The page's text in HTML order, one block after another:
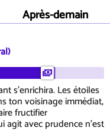
Après-demain
s'enrichira. Les étoiles
ton voisinage immédiat,
fructifier
agit avec prudence n'est